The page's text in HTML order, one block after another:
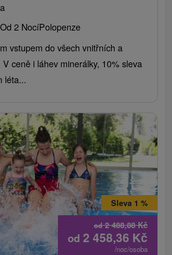
Od 2 NocíPolopenze
vstupem do všech vnitřních a
ceně i láhev minerálky, 10% sleva
léta...
od2 488,88Kč
Sleva 1 %
od 2 458,36 Kč
/noc/osoba